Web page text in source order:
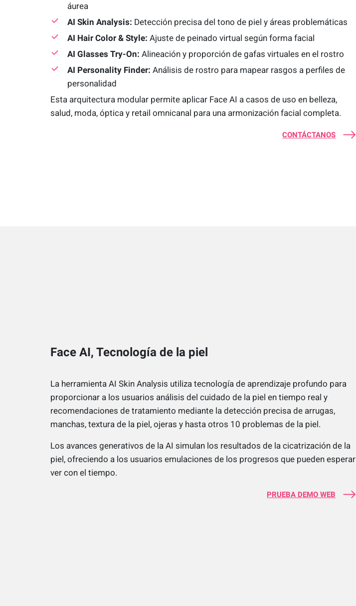
áurea
AI Skin Analysis: Detección precisa del tono de piel y áreas problemáticas
AI Hair Color & Style: Ajuste de peinado virtual según forma facial
AI Glasses Try-On: Alineación y proporción de gafas virtuales en el rostro
AI Personality Finder: Análisis de rostro para mapear rasgos a perfiles de
personalidad
Esta arquitectura modular permite aplicar Face AI a casos de uso en belleza,
salud, moda, óptica y retail omnicanal para una armonización facial completa.
CONTÁCTANOS
Face AI, Tecnología de la piel
La herramienta AI Skin Analysis utiliza tecnología de aprendizaje profundo para
proporcionar a los usuarios análisis del cuidado de la piel en tiempo real y
recomendaciones de tratamiento mediante la detección precisa de arrugas,
manchas, textura de la piel, ojeras y hasta otros 10 problemas de la piel.
Los avances generativos de la AI simulan los resultados de la cicatrización de la
piel, ofreciendo a los usuarios emulaciones de los progresos que pueden esperar
ver con el tiempo.
PRUEBA DEMO WEB